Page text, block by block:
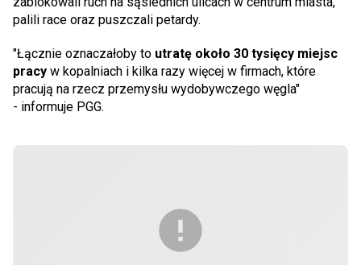
palili race oraz puszczali petardy.
"Łącznie oznaczałoby to utratę około 30 tysięcy miejsc
pracy w kopalniach i kilka razy więcej w firmach, które
pracują na rzecz przemysłu wydobywczego węgla"
- informuje PGG.